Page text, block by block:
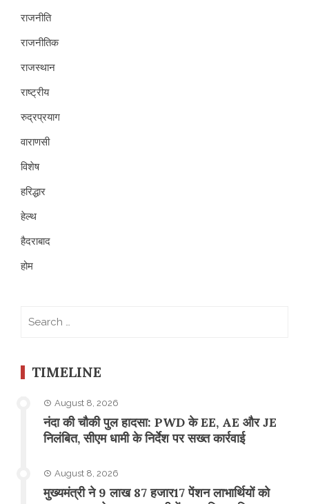
राजनीति
राजनीतिक
राजस्थान
राष्ट्रीय
रुद्रप्रयाग
वाराणसी
विशेष
हरिद्धार
हेल्थ
हैदराबाद
होम
TIMELINE
August 8, 2026
नंदा की चौकी पुल हादसा: PWD के EE, AE और JE
निलंबित, सीएम धामी के निर्देश पर सख्त कार्रवाई
August 8, 2026
मुख्यमंत्री ने 9 लाख 87 हजार17 पेंशन लाभार्थियों को